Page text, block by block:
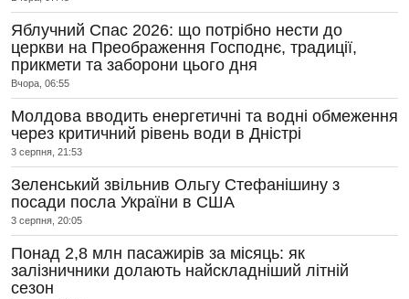
Яблучний Спас 2026: що потрібно нести до
церкви на Преображення Господнє, традиції,
прикмети та заборони цього дня
Вчора, 06:55
Молдова вводить енергетичні та водні обмеження
через критичний рівень води в Дністрі
3 серпня, 21:53
Зеленський звільнив Ольгу Стефанішину з
посади посла України в США
3 серпня, 20:05
Понад 2,8 млн пасажирів за місяць: як
залізничники долають найскладніший літній
сезон